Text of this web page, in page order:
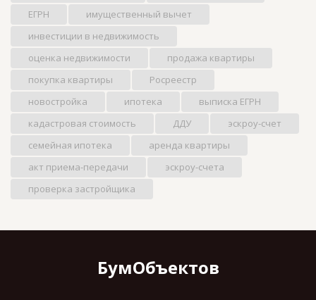
ЕГРН
имущественный вычет
инвестиции в недвижимость
оценка недвижимости
продажа квартиры
покупка квартиры
Росреестр
новостройка
ипотека
выписка ЕГРН
кадастровая стоимость
ДДУ
эскроу-счет
семейная ипотека
аренда квартиры
акт приема-передачи
эскроу-счета
проверка застройщика
БумОбъектов